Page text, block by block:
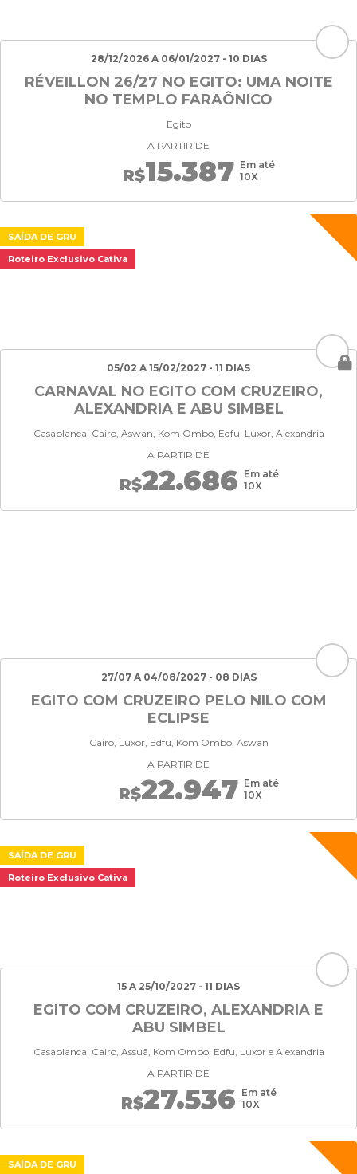
28/12/2026 A 06/01/2027 - 10 DIAS
RÉVEILLON 26/27 NO EGITO: UMA NOITE
NO TEMPLO FARAÔNICO
Egito
A PARTIR DE
R$15.387 Em até
10X
SAÍDA DE GRU
Roteiro Exclusivo Cativa
05/02 A 15/02/2027 - 11 DIAS
CARNAVAL NO EGITO COM CRUZEIRO,
ALEXANDRIA E ABU SIMBEL
Casablanca, Cairo, Aswan, Kom Ombo, Edfu, Luxor, Alexandria
A PARTIR DE
R$22.686 Em até
10X
27/07 A 04/08/2027 - 08 DIAS
EGITO COM CRUZEIRO PELO NILO COM
ECLIPSE
Cairo, Luxor, Edfu, Kom Ombo, Aswan
A PARTIR DE
R$22.947 Em até
10X
SAÍDA DE GRU
Roteiro Exclusivo Cativa
15 A 25/10/2027 - 11 DIAS
EGITO COM CRUZEIRO, ALEXANDRIA E
ABU SIMBEL
Casablanca, Cairo, Assuã, Kom Ombo, Edfu, Luxor e Alexandria
A PARTIR DE
R$27.536 Em até
10X
SAÍDA DE GRU